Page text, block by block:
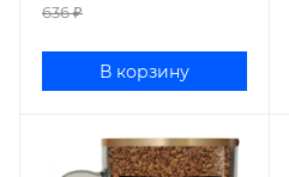
636₽
В корзину